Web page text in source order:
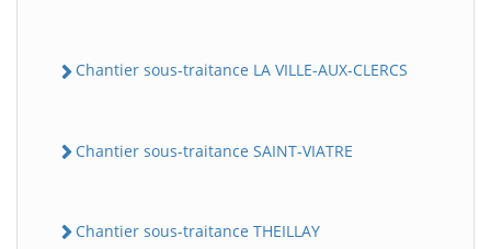
Chantier sous-traitance LA VILLE-AUX-CLERCS
Chantier sous-traitance SAINT-VIATRE
Chantier sous-traitance THEILLAY